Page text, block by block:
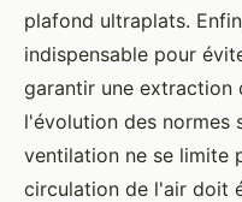
plafond ultraplats.
indispensable pour
garantir une extraction
l'évolution des normes
ventilation ne se limite
circulation de l'air doit